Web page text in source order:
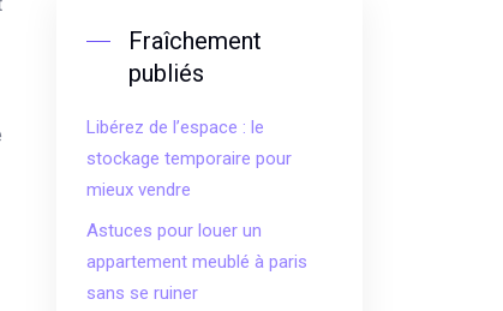
Fraîchement
publiés
Libérez de l’espace : le
stockage temporaire pour
mieux vendre
Astuces pour louer un
appartement meublé à paris
sans se ruiner